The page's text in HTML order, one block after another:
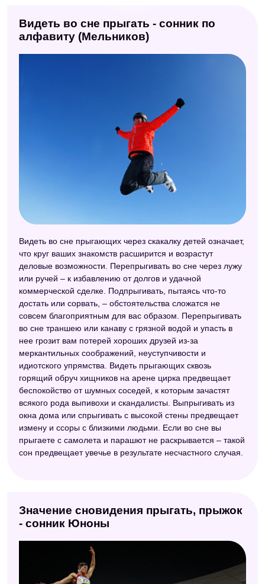
Сонник Кассандры
Сонник Авеля
Итальянский сонник А. Роберти
Психологический сонник
Сонник Симеона Прозорова
Современный сонник
Сонник идиом
Сонник Миллера
Сонник Нины Гришиной
Сонник Странника
Новейший сонник
Сонник Хассе
Китайский сонник
Сонник 2012
Астрологический сонник
Безымянный сонник
Сонник Велес
Видеть во сне прыгать - сонник по
алфавиту (Мельников)
Видеть во сне прыгающих через скакалку детей означает,
что круг ваших знакомств расширится и возрастут
деловые возможности. Перепрыгивать во сне через лужу
или ручей – к избавлению от долгов и удачной
коммерческой сделке. Подпрыгивать, пытаясь что-то
достать или сорвать, – обстоятельства сложатся не
совсем благоприятным для вас образом. Перепрыгивать
во сне траншею или канаву с грязной водой и упасть в
нее грозит вам потерей хороших друзей из-за
меркантильных соображений, неуступчивости и
идиотского упрямства. Видеть прыгающих сквозь
горящий обруч хищников на арене цирка предвещает
беспокойство от шумных соседей, к которым зачастят
всякого рода выпивохи и скандалисты. Выпрыгивать из
окна дома или спрыгивать с высокой стены предвещает
измену и ссоры с близкими людьми. Если во сне вы
прыгаете с самолета и парашют не раскрывается – такой
сон предвещает увечье в результате несчастного случая.
Значение сновидения прыгать, прыжок
- сонник Юноны